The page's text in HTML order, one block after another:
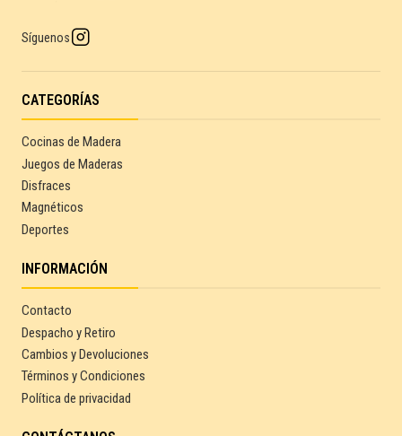
Síguenos
CATEGORÍAS
Cocinas de Madera
Juegos de Maderas
Disfraces
Magnéticos
Deportes
INFORMACIÓN
Contacto
Despacho y Retiro
Cambios y Devoluciones
Términos y Condiciones
Política de privacidad